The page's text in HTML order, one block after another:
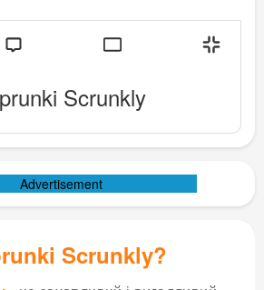
Scrunkly
Advertisement
Scrunkly?